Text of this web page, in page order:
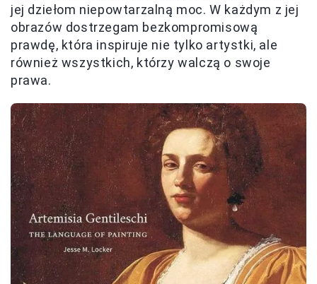
jej dziełom niepowtarzalną moc. W każdym z jej
obrazów dostrzegam bezkompromisową
prawdę, która inspiruje nie tylko artystki, ale
również wszystkich, którzy walczą o swoje
prawa.